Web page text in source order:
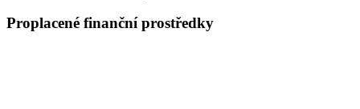
Proplacené finanční prostředky